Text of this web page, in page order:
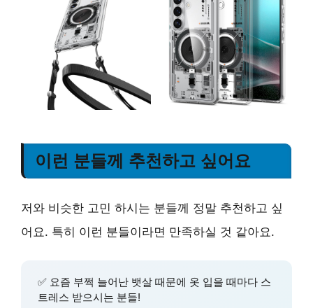
이런 분들께 추천하고 싶어요
저와 비슷한 고민 하시는 분들께 정말 추천하고 싶
어요. 특히 이런 분들이라면 만족하실 것 같아요.
✅ 요즘 부쩍 늘어난 뱃살 때문에 옷 입을 때마다 스
트레스 받으시는 분들!